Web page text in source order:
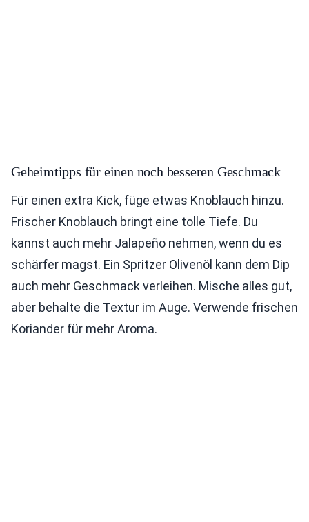
Geheimtipps für einen noch besseren Geschmack
Für einen extra Kick, füge etwas Knoblauch hinzu.
Frischer Knoblauch bringt eine tolle Tiefe. Du
kannst auch mehr Jalapeño nehmen, wenn du es
schärfer magst. Ein Spritzer Olivenöl kann dem Dip
auch mehr Geschmack verleihen. Mische alles gut,
aber behalte die Textur im Auge. Verwende frischen
Koriander für mehr Aroma.